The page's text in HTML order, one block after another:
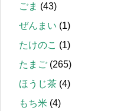
ごま (43)
ぜんまい (1)
たけのこ (1)
たまご (265)
ほうじ茶 (4)
もち米 (4)